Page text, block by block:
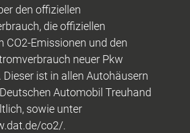
den offiziellen
die offiziellen
CO2-Emissionen und den
neuer Pkw
Dieser ist in allen Autohäusern
Automobil Treuhand
sowie unter
co2/.